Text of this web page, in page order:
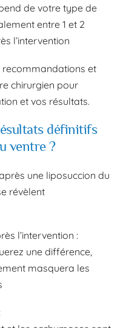
de votre type de
entre 1 et 2
l’intervention
recommandations et
chirurgien pour
et vos résultats.
définitifs
ventre ?
une liposuccion du
révèlent
l’intervention :
une différence,
masquera les